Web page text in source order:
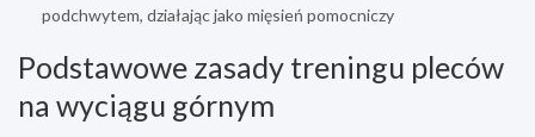
podchwytem, działając jako mięsień pomocniczy
Podstawowe zasady treningu pleców
na wyciągu górnym